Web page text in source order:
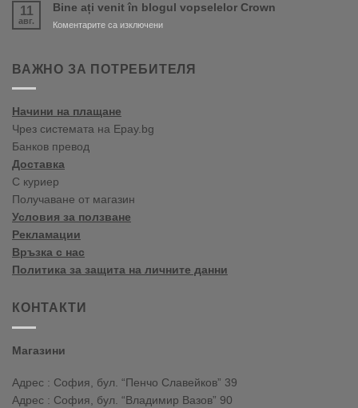
11
авг.
Bine ați venit în blogul vopselelor Crown
Коментарите са изключениза
venit
ВАЖНО ЗА ПОТРЕБИТЕЛЯ
Начини на плащане
Чрез системата на Epay.bg
Банков превод
Доставка
С куриер
Получаване от магазин
Условия за ползване
Рекламации
Връзка с нас
Политика за защита на личните данни
КОНТАКТИ
Магазини
Адрес : София, бул. “Пенчо Славейков” 39
Адрес : София, бул. “Владимир Вазов” 90